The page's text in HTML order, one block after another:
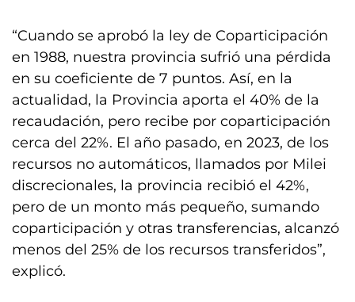
“Cuando se aprobó la ley de Coparticipación
en 1988, nuestra provincia sufrió una pérdida
en su coeficiente de 7 puntos. Así, en la
actualidad, la Provincia aporta el 40% de la
recaudación, pero recibe por coparticipación
cerca del 22%. El año pasado, en 2023, de los
recursos no automáticos, llamados por Milei
discrecionales, la provincia recibió el 42%,
pero de un monto más pequeño, sumando
coparticipación y otras transferencias, alcanzó
menos del 25% de los recursos transferidos”,
explicó.